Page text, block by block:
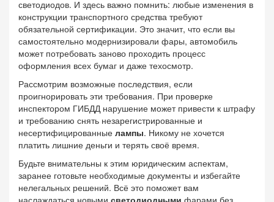
светодиодов. И здесь важно помнить: любые изменения в
конструкции транспортного средства требуют
обязательной сертификации. Это значит, что если вы
самостоятельно модернизировали фары, автомобиль
может потребовать заново проходить процесс
оформления всех бумаг и даже техосмотр.
Рассмотрим возможные последствия, если
проигнорировать эти требования. При проверке
инспектором ГИБДД нарушение может привести к штрафу
и требованию снять незарегистрированные и
несертифицированные лампы. Никому не хочется
платить лишние деньги и терять своё время.
Будьте внимательны к этим юридическим аспектам,
заранее готовьте необходимые документы и избегайте
нелегальных решений. Всё это поможет вам
наслаждаться новыми светодиодными фарами без